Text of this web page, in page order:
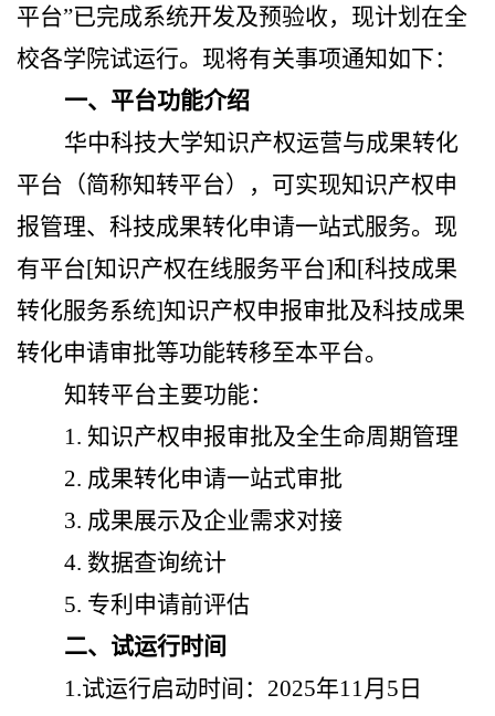
平台”已完成系统开发及预验收，现计划在全
校各学院试运行。现将有关事项通知如下：
一、平台功能介绍
华中科技大学知识产权运营与成果转化
平台（简称知转平台），可实现知识产权申
报管理、科技成果转化申请一站式服务。现
有平台[知识产权在线服务平台]和[科技成果
转化服务系统]知识产权申报审批及科技成果
转化申请审批等功能转移至本平台。
知转平台主要功能：
1. 知识产权申报审批及全生命周期管理
2. 成果转化申请一站式审批
3. 成果展示及企业需求对接
4. 数据查询统计
5. 专利申请前评估
二、试运行时间
1.试运行启动时间： 2025年11月 5 日